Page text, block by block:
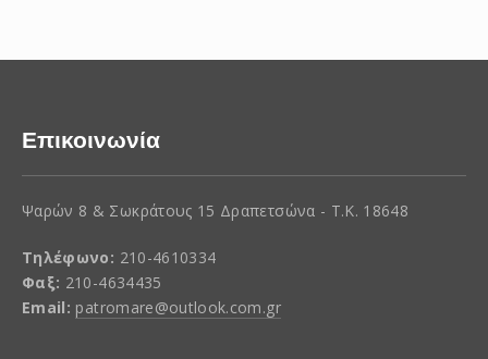
Επικοινωνία
Ψαρών 8 & Σωκράτους 15 Δραπετσώνα - Τ.Κ. 18648
Τηλέφωνο: 210-4610334
Φαξ: 210-4634435
Email: patromare@outlook.com.gr